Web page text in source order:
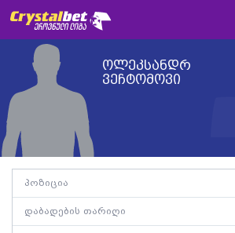
ოლეკსანდრ
ვეჩტომოვი
პოზიცია
დაბადების თარიღი